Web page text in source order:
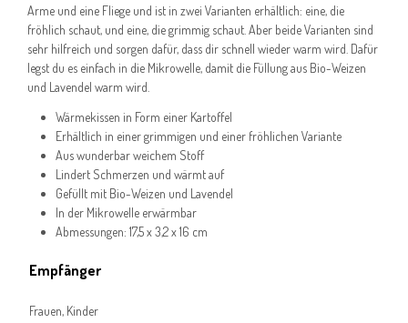
Arme und eine Fliege und ist in zwei Varianten erhältlich: eine, die
fröhlich schaut, und eine, die grimmig schaut. Aber beide Varianten sind
sehr hilfreich und sorgen dafür, dass dir schnell wieder warm wird. Dafür
legst du es einfach in die Mikrowelle, damit die Füllung aus Bio-Weizen
und Lavendel warm wird.
Wärmekissen in Form einer Kartoffel
Erhältlich in einer grimmigen und einer fröhlichen Variante
Aus wunderbar weichem Stoff
Lindert Schmerzen und wärmt auf
Gefüllt mit Bio-Weizen und Lavendel
In der Mikrowelle erwärmbar
Abmessungen: 17,5 x 3,2 x 16 cm
Empfänger
Frauen, Kinder